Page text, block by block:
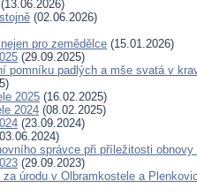
(13.06.2026)
(02.06.2026)
pro zemědělce (15.01.2026)
(29.09.2025)
pomníku padlých a mše svatá v
2025 (16.02.2025)
2024 (08.02.2025)
(23.09.2024)
správce při příležitosti
(29.09.2023)
úrodu v Olbramkostele a